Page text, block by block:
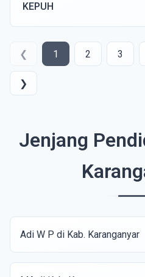
KEPUH
❮ 1 2 3
❯
Jenjang
Adi W P di Kab. Karanganyar